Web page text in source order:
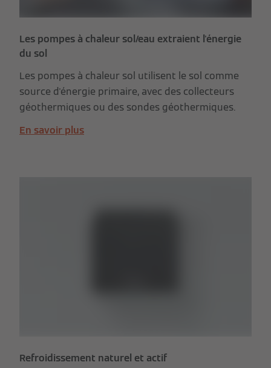
Les pompes à chaleur sol/eau extraient l'énergie
du sol
Les pompes à chaleur sol utilisent le sol comme
source d'énergie primaire, avec des collecteurs
géothermiques ou des sondes géothermiques.
En savoir plus
Refroidissement naturel et actif